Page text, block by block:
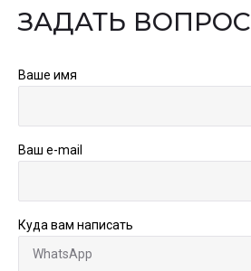
ЗАДАТЬ ВОПРОС
Ваше имя
Ваш e-mail
Куда вам написать